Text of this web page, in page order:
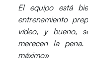
El equipo está
entrenamiento
vídeo, y bueno,
merecen la
máximo»